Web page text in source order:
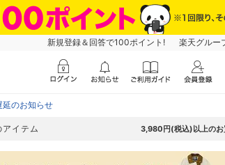
新規登録＆回答で100ポイント! 楽天グルー
延のお知らせ
イテム 3,980円(税込)以上のお